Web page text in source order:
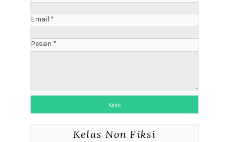
Email *
Pesan *
Kelas Non Fiksi